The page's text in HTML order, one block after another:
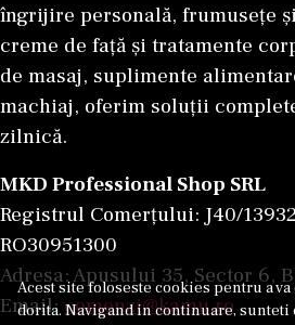
Acest site foloseste cookies pentru a
dorita. Navigand in continuare, sunteti
îngrijire personală, frumusețe
creme de față și tratamente
de masaj, suplimente
machiaj, oferim soluții
zilnică.
MKD Professional Shop SRL
Registrul Comerțului: J40/
RO30951300
Adresa: Apusului 35, Sector 6,
Email: comenzi@kamu.ro